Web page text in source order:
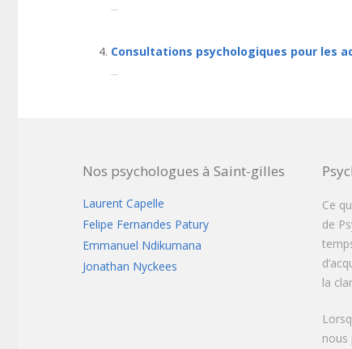
...
Consultations psychologiques pour les
...
Nos psychologues à Saint-gilles
Laurent Capelle
Felipe Fernandes Patury
Emmanuel Ndikumana
Jonathan Nyckees
Ce
de
la
nous